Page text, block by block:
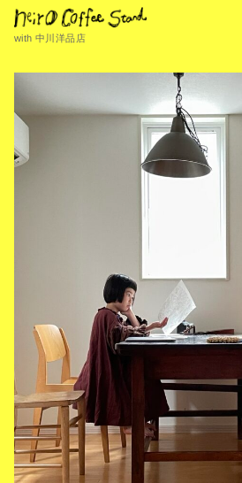
with 中川洋品店